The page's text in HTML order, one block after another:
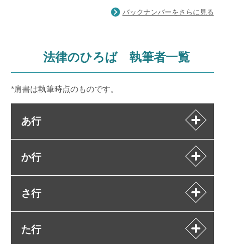
バックナンバーをさらに見る
法律のひろば 執筆者一覧
*肩書は執筆時点のものです。
あ行
か行
さ行
た行